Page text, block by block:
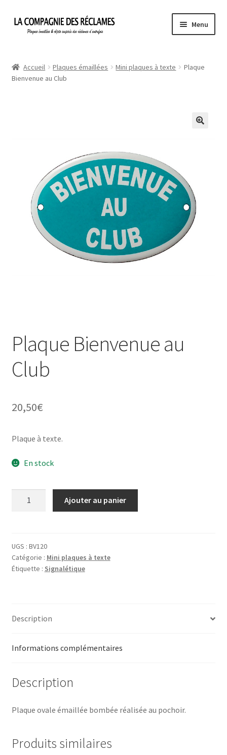
Aller
Aller
Menu
À propos de La Compagnie des Réclames
Mon Panier
Politique de confidentialité
Une histoire de plaques émaillées
Accueil Plaques émaillées Mini plaques à texte
Plaque
Bienvenue au Club
Plaque Bienvenue au
Club
20,50€
Plaque à texte.
En stock
au
Club
Ajouter au panier
UGS : BV120
Catégorie : Mini plaques à texte
Étiquette : Signalétique
Description
Informations complémentaires
Description
Plaque ovale émaillée bombée réalisée au pochoir.
Produits similaires